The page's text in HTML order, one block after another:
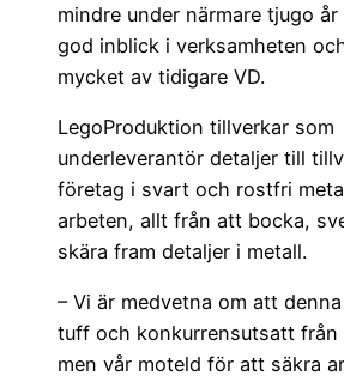
mindre under närmare tjugo
god inblick i verksamheten
mycket av tidigare VD.
LegoProduktion tillverkar som
underleverantör detaljer till
företag i svart och rostfri
arbeten, allt från att bocka,
skära fram detaljer i metall.
– Vi är medvetna om att
tuff och konkurrensutsatt från
men vår moteld för att säkra